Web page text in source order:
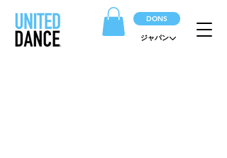
DONS
ジャパン